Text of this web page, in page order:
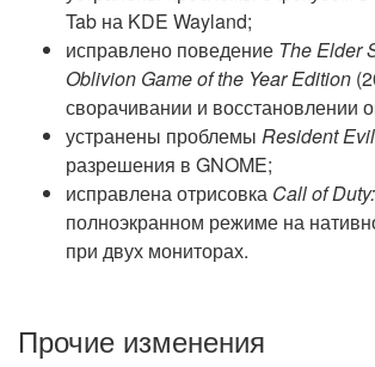
Tab на KDE Wayland;
исправлено поведение The Elder
Oblivion Game of the Year Edition
сворачивании и восстановлении
устранены проблемы Resident
разрешения в GNOME;
исправлена отрисовка Call of
полноэкранном режиме на
при двух мониторах.
Прочие изменения